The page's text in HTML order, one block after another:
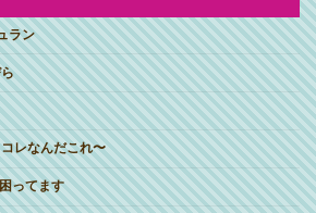
ラン
レなんだこれ〜
ってます